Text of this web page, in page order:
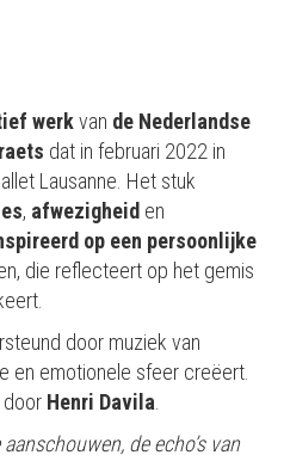
werkvan de Nederlandse
dat in februari 2022 in
Lausanne. Het stuk
, afwezigheid en
op een persoonlijke
die reflecteert op het gemis
door muziek van
en emotionele sfeer creëert.
door Henri Davila.
de echo’s van